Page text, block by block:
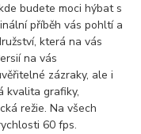
budete moci hýbat s
příběh vás pohltí a
která na vás
na vás
zázraky, ale i
kvalita grafiky,
režie. Na všech
60 fps.